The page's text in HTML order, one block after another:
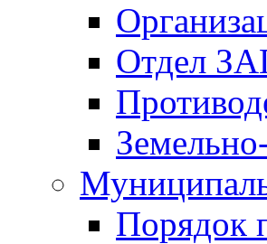
Отдел
Порядок